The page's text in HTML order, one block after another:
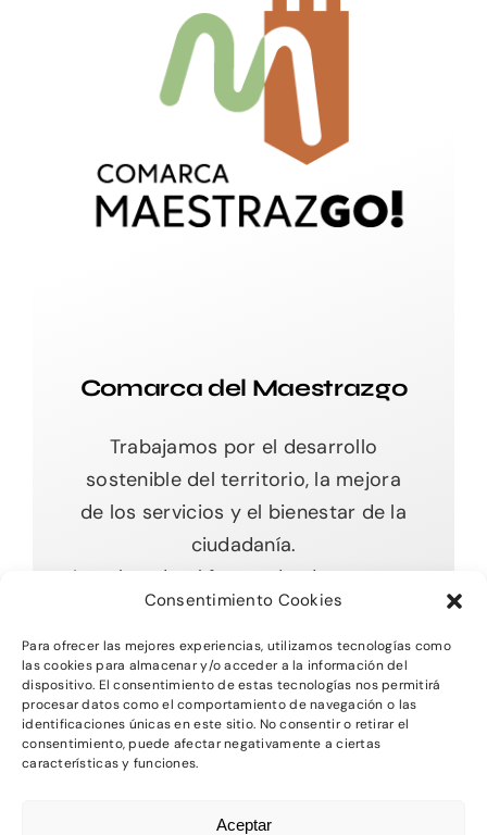
Consentimiento Cookies
Para ofrecer las mejores experiencias, utilizamos tecnologías como
las cookies para almacenar y/o acceder a la información del
dispositivo. El consentimiento de estas tecnologías nos permitirá
procesar datos como el comportamiento de navegación o las
identificaciones únicas en este sitio. No consentir o retirar el
consentimiento, puede afectar negativamente a ciertas
características y funciones.
Aceptar
Comarca del Maestrazgo
Trabajamos por el desarrollo
sostenible del territorio, la mejora
de los servicios y el bienestar de la
ciudadanía.
Impulsando el futuro desde nuestras
raíces.
Toggle
Navigation
Inicio
Aviso Legal-Política de Privacidad